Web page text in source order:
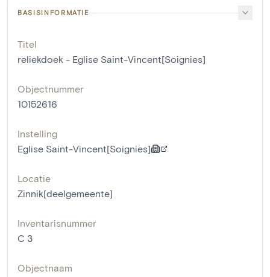
BASISINFORMATIE
Titel
reliekdoek - Eglise Saint-Vincent[Soignies]
Objectnummer
10152616
Instelling
Eglise Saint-Vincent[Soignies]
Locatie
Zinnik[deelgemeente]
Inventarisnummer
C 3
Objectnaam